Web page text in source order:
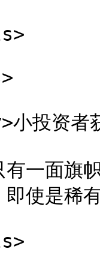
小投资者
有一面旗
即使是稀